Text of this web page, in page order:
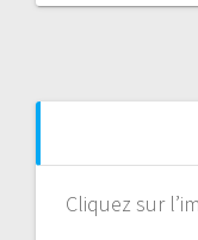
Cliquez sur